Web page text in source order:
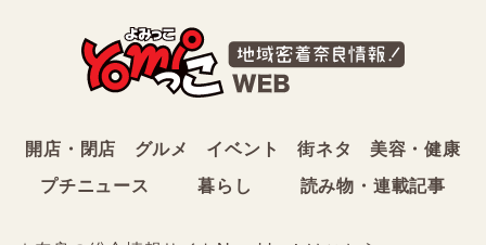
開店・閉店 グルメ イベント 街ネタ
美容・健康
プチニュース
暮らし 読み物・連載記事